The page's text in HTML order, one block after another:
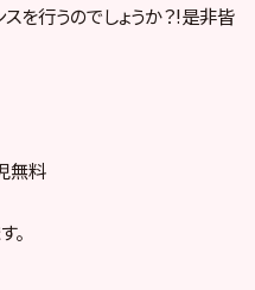
を行うのでしょうか？!是非皆
無料
。